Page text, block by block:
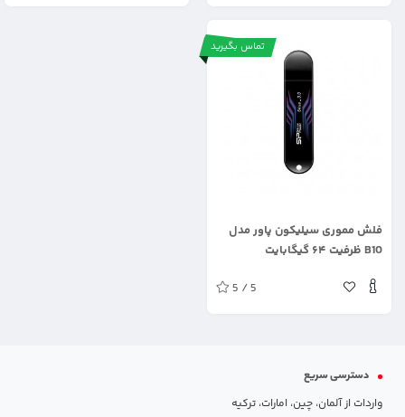
تماس بگیرید
فلش مموری سیلیکون پاور مدل
B10 ظرفیت ۶۴ گیگابایت
5 / 5
دسترسی سریع
واردات از آلمان، چین، امارات، ترکیه